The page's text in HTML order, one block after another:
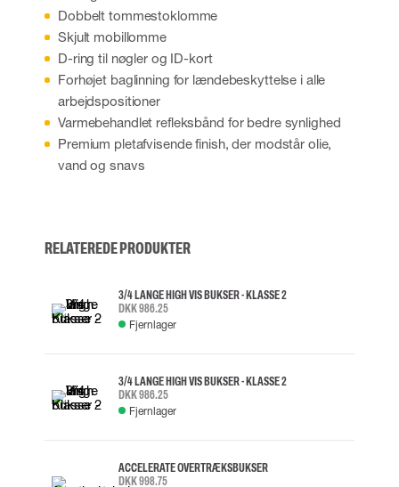
Dobbelt tommestoklomme
Skjult mobillomme
D-ring til nøgler og ID-kort
Forhøjet baglinning for lændebeskyttelse i alle
arbejdspositioner
Varmebehandlet refleksbånd for bedre synlighed
Premium pletafvisende finish, der modstår olie,
vand og snavs
RELATEREDE PRODUKTER
3/4 LANGE HIGH VIS BUKSER - KLASSE 2
DKK 986.25
Fjernlager
3/4 LANGE HIGH VIS BUKSER - KLASSE 2
DKK 986.25
Fjernlager
ACCELERATE OVERTRÆKSBUKSER
DKK 998.75